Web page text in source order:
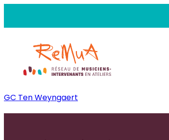
GC Ten Weyngaert